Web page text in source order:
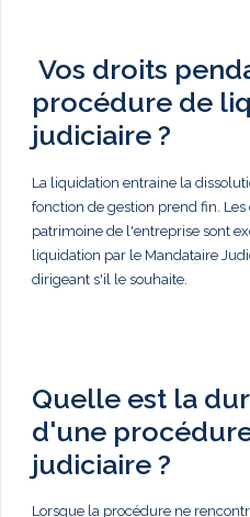
Vos droits
procédure de
judiciaire ?
La liquidation entraine la
fonction de gestion prend fin.
patrimoine de l'entreprise sont
liquidation par le Mandataire
dirigeant s'il le souhaite.
Quelle est la
d'une
judiciaire ?
Lorsque la procédure ne